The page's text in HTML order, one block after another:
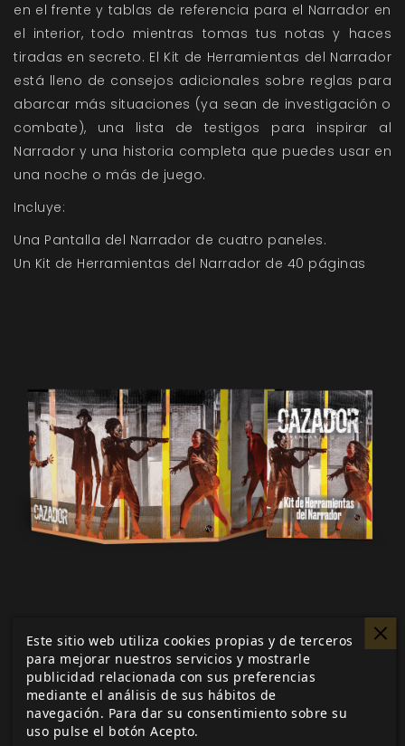
en el frente y tablas de referencia para el Narrador en
el interior, todo mientras tomas tus notas y haces
tiradas en secreto. El Kit de Herramientas del Narrador
está lleno de consejos adicionales sobre reglas para
abarcar más situaciones (ya sean de investigación o
combate), una lista de testigos para inspirar al
Narrador y una historia completa que puedes usar en
una noche o más de juego.
Incluye:
Una Pantalla del Narrador de cuatro paneles.
Un Kit de Herramientas del Narrador de 40 páginas
Me gusta esto
Este sitio web utiliza cookies propias y de terceros
para mejorar nuestros servicios y mostrarle
publicidad relacionada con sus preferencias
mediante el análisis de sus hábitos de
navegación. Para dar su consentimiento sobre su
uso pulse el botón Acepto.